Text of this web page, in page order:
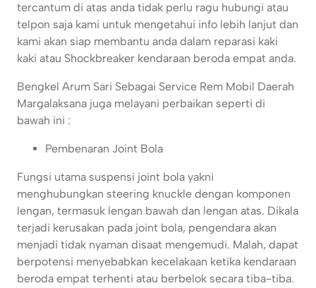
tercantum di atas anda tidak perlu ragu hubungi atau
telpon saja kami untuk mengetahui info lebih lanjut dan
kami akan siap membantu anda dalam reparasi kaki
kaki atau Shockbreaker kendaraan beroda empat anda.
Bengkel Arum Sari Sebagai Service Rem Mobil Daerah
Margalaksana juga melayani perbaikan seperti di
bawah ini :
Pembenaran Joint Bola
Fungsi utama suspensi joint bola yakni
menghubungkan steering knuckle dengan komponen
lengan, termasuk lengan bawah dan lengan atas. Dikala
terjadi kerusakan pada joint bola, pengendara akan
menjadi tidak nyaman disaat mengemudi. Malah, dapat
berpotensi menyebabkan kecelakaan ketika kendaraan
beroda empat terhenti atau berbelok secara tiba-tiba.